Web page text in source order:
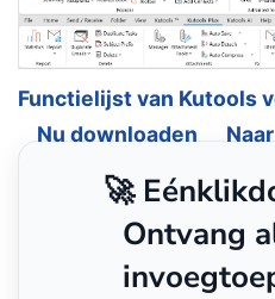
Functielijst van Kutools
Nu downloaden
🚀
Ontvang